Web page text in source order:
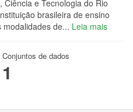
e Tecnologia do Rio
brasileira de ensino
de... Leia mais
Conjuntos de dados
1